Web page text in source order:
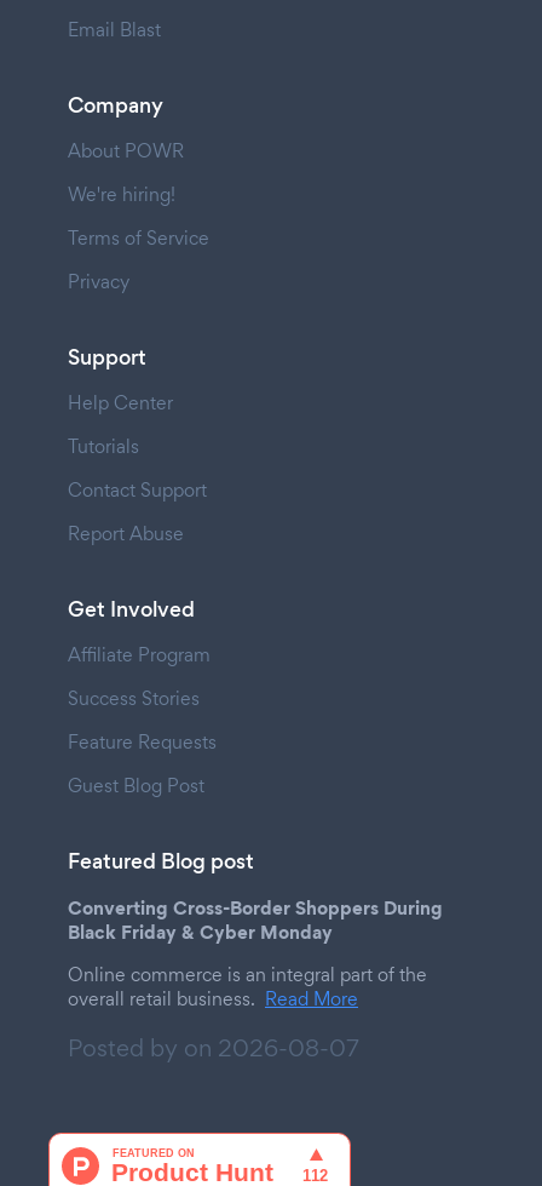
Email Blast
Company
About POWR
We're hiring!
Terms of Service
Privacy
Support
Help Center
Tutorials
Contact Support
Report Abuse
Get Involved
Affiliate Program
Success Stories
Feature Requests
Guest Blog Post
Featured Blog post
Converting Cross-Border Shoppers During
Black Friday & Cyber Monday
Online commerce is an integral part of the
overall retail business. Read More
Posted by on 2026-08-07